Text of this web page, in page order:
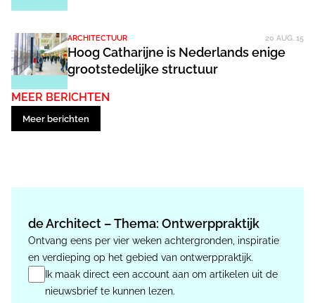
ARCHITECTUUR 20 AUG. 15
Hoog Catharijne is Nederlands enige
grootstedelijke structuur
MEER BERICHTEN
Meer berichten
de Architect – Thema: Ontwerppraktijk
Ontvang eens per vier weken achtergronden, inspiratie
en verdieping op het gebied van ontwerppraktijk.
Ik maak direct een account aan om artikelen uit de
nieuwsbrief te kunnen lezen.